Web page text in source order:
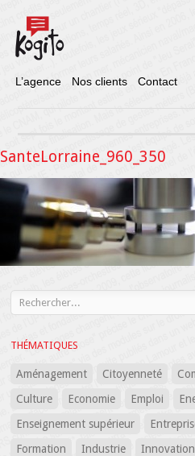
L’agence Nos clients Contact
SanteLorraine_960_350
THÉMATIQUES
Aménagement Citoyenneté
Culture
Economie Emploi
Enseignement supérieur
Formation
Industrie Innovation